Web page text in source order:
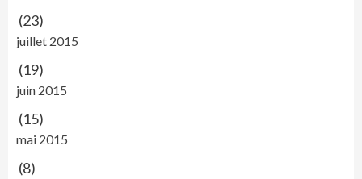
(23)
juillet 2015
(19)
juin 2015
(15)
mai 2015
(8)